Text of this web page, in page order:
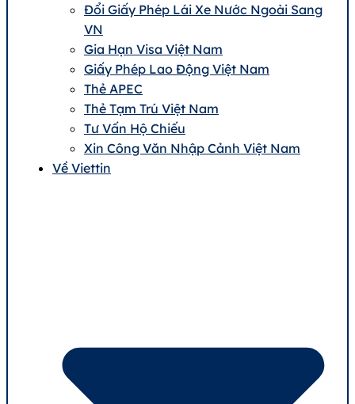
Đổi Giấy Phép Lái Xe Nước Ngoài Sang
VN
Gia Hạn Visa Việt Nam
Giấy Phép Lao Động Việt Nam
Thẻ APEC
Thẻ Tạm Trú Việt Nam
Tư Vấn Hộ Chiếu
Xin Công Văn Nhập Cảnh Việt Nam
Về Viettin